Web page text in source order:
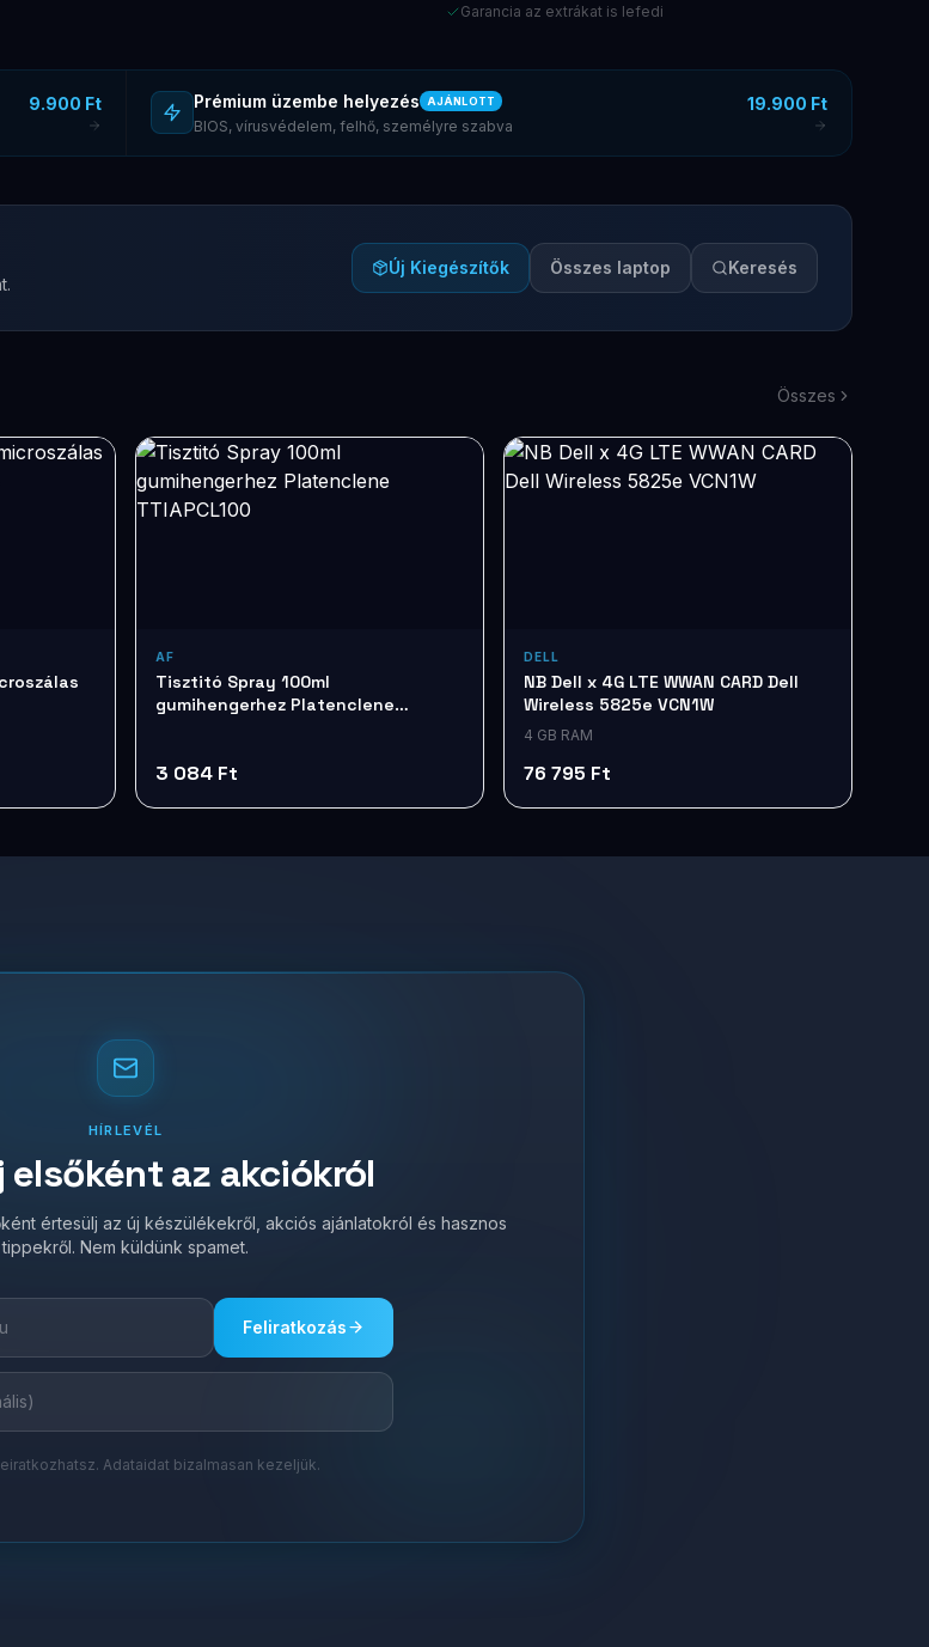
Garancia az extrákat is lefedi
9.900 Ft Prémium üzembe helyezés AJÁNLOTT
BIOS, vírusvédelem, felhő, személyre szabva
19.900 Ft
Új Kiegészítők Összes laptop Keresés
Összes
AF
Tisztitó Spray 100ml
gumihengerhez Platenclene
3 084 Ft
DELL
NB Dell x 4G LTE WWAN CARD Dell
Wireless 5825e VCN1W
4 GB RAM
76 795 Ft
HÍRLEVÉL
elsőként az akciókról
értesülj az új készülékekről, akciós ajánlatokról és hasznos
tippekről. Nem küldünk spamet.
Feliratkozás
Adataidat bizalmasan kezeljük.